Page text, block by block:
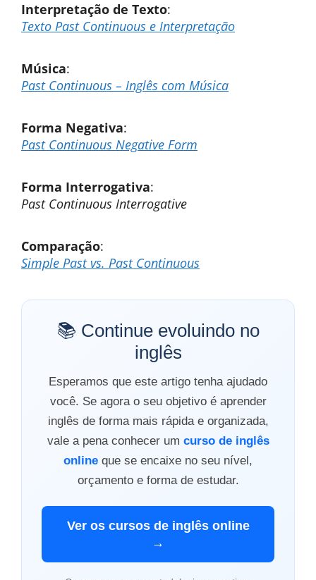
Interpretação de Texto:
Texto Past Continuous e Interpretação
Música:
Past Continuous – Inglês com Música
Forma Negativa:
Past Continuous Negative Form
Forma Interrogativa:
Past Continuous Interrogative
Comparação:
Simple Past vs. Past Continuous
📚 Continue evoluindo no
inglês
Esperamos que este artigo tenha ajudado
você. Se agora o seu objetivo é aprender
inglês de forma mais rápida e organizada,
vale a pena conhecer um curso de inglês
online que se encaixe no seu nível,
orçamento e forma de estudar.
Ver os cursos de inglês online
→